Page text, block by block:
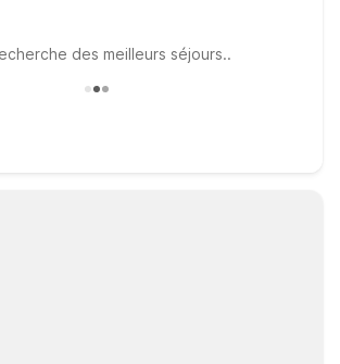
des meilleurs séjours..